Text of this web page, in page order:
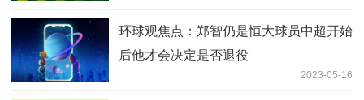
环球观焦点：郑智仍是恒大球员中超开始
后他才会决定是否退役
2023-05-16